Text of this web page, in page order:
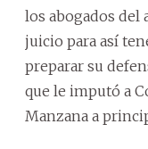
los abogados del
juicio para así
preparar su
que le imputó a
Manzana a